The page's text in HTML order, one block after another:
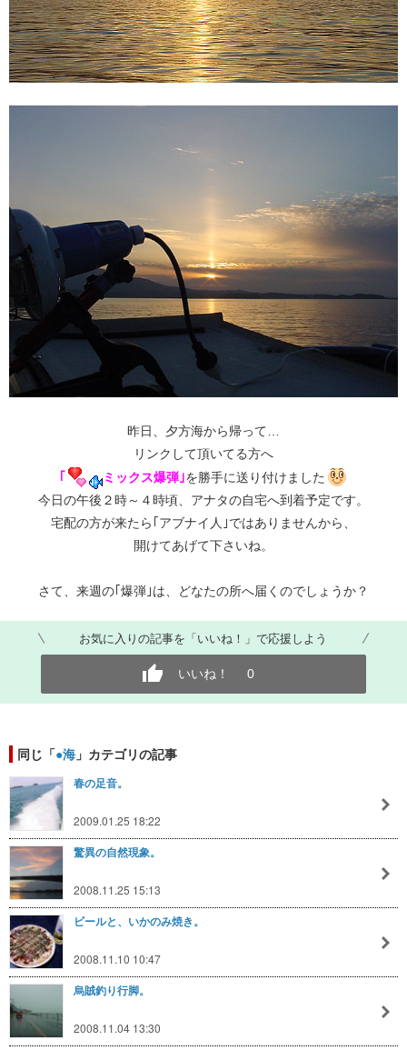
昨日、夕方海から帰って…
リンクして頂いてる方へ
ミックス爆弾｣を勝手に送り付けました
今日の午後２時～４時頃、アナタの自宅へ到着予定です。
宅配の方が来たら｢アブナイ人｣ではありませんから、
開けてあげて下さいね。
さて、来週の｢爆弾｣は、どなたの所へ届くのでしょうか？
お気に入りの記事を「いいね！」で応援しよう
いいね！ 0
同じ「●海 」カテゴリの記事
春の足音。
2009.01.25 18:22
驚異の自然現象。
2008.11.25 15:13
ビールと、いかのみ焼き。
2008.11.10 10:47
烏賊釣り行脚。
2008.11.04 13:30